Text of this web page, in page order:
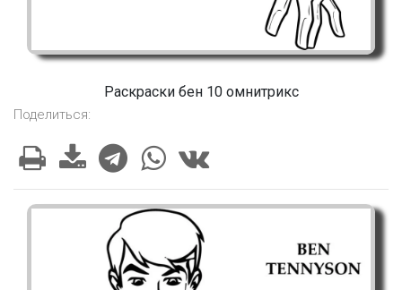
Раскраски бен 10 омнитрикс
Поделиться: